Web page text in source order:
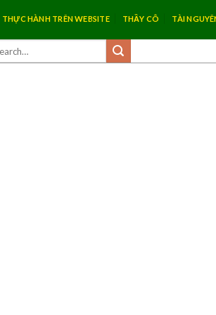
THỰC HÀNH TRÊN WEBSITE THẦY CÔ TÀI